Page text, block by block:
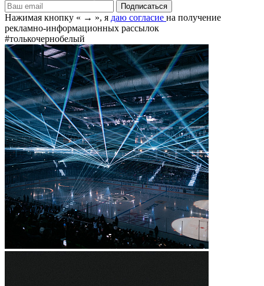
Нажимая кнопку « → », я даю согласие на получение
рекламно-информационных рассылок
#толькочернобелый